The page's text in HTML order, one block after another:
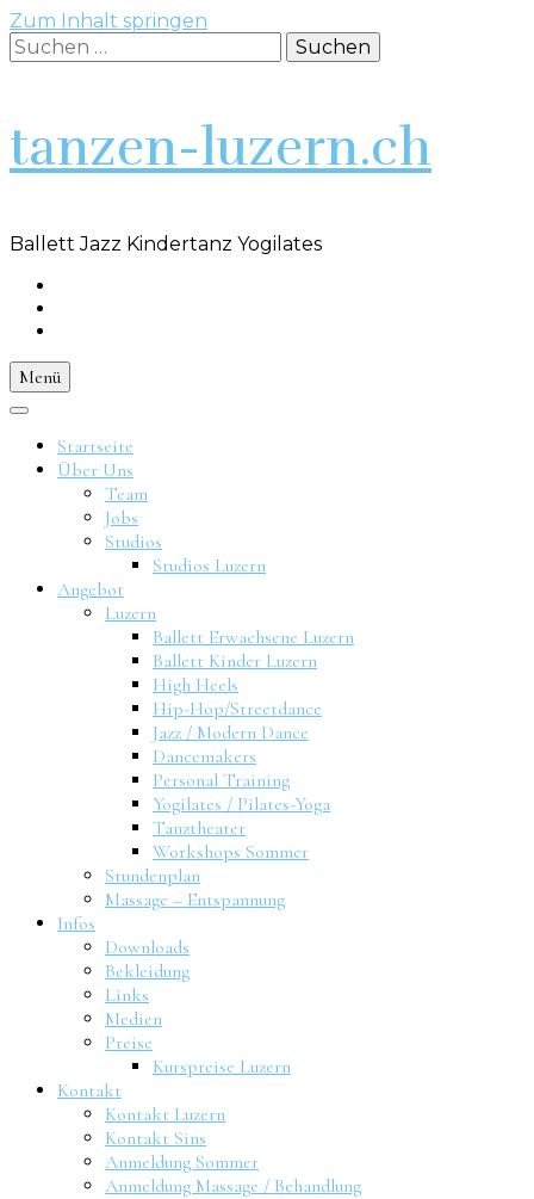
Zum Inhalt springen
Suchen
nach:
tanzen-luzern.ch
Ballett Jazz Kindertanz Yogilates
Menü
Startseite
Über Uns
Team
Jobs
Studios
Studios Luzern
Angebot
Luzern
Ballett Erwachsene Luzern
Ballett Kinder Luzern
High Heels
Hip-Hop/Streetdance
Jazz / Modern Dance
Dancemakers
Personal Training
Yogilates / Pilates-Yoga
Tanztheater
Workshops Sommer
Stundenplan
Massage – Entspannung
Infos
Downloads
Bekleidung
Links
Medien
Preise
Kurspreise Luzern
Kontakt
Kontakt Luzern
Kontakt Sins
Anmeldung Sommer
Anmeldung Massage / Behandlung